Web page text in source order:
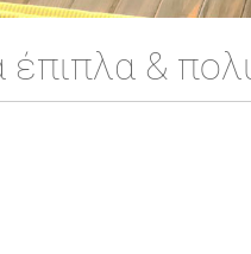
έπιπλα &